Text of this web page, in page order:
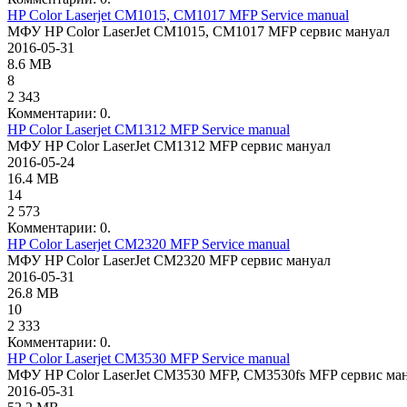
HP Color Laserjet CM1015, CM1017 MFP Service manual
МФУ HP Color LaserJet CM1015, CM1017 MFP сервис мануал
2016-05-31
8.6 MB
8
2 343
Комментарии: 0.
HP Color Laserjet CM1312 MFP Service manual
МФУ HP Color LaserJet CM1312 MFP сервис мануал
2016-05-24
16.4 MB
14
2 573
Комментарии: 0.
HP Color Laserjet CM2320 MFP Service manual
МФУ HP Color LaserJet CM2320 MFP сервис мануал
2016-05-31
26.8 MB
10
2 333
Комментарии: 0.
HP Color Laserjet CM3530 MFP Service manual
МФУ HP Color LaserJet CM3530 MFP, CM3530fs MFP сервис
2016-05-31